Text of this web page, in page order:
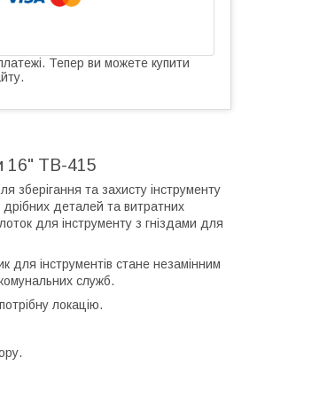
Тепер ви можете купити
16" TB-415
зберігання та захисту інструменту
дрібних деталей та витратних
для інструменту з гніздами для
для інструментів стане незамінним
служб.
локацію.